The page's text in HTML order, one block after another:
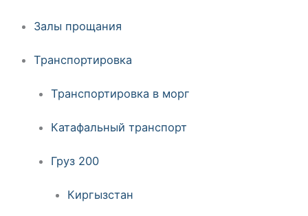
Залы прощания
Транспортировка
Транспортировка в морг
Катафальный транспорт
Груз 200
Киргызстан